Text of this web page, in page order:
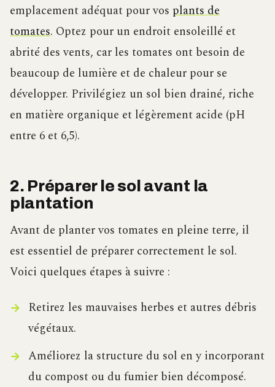
emplacement adéquat pour vos plants de
tomates. Optez pour un endroit ensoleillé et
abrité des vents, car les tomates ont besoin de
beaucoup de lumière et de chaleur pour se
développer. Privilégiez un sol bien drainé, riche
en matière organique et légèrement acide (pH
entre 6 et 6,5).
2. Préparer le sol avant la
plantation
Avant de planter vos tomates en pleine terre, il
est essentiel de préparer correctement le sol.
Voici quelques étapes à suivre :
Retirez les mauvaises herbes et autres débris
végétaux.
Améliorez la structure du sol en y incorporant
du compost ou du fumier bien décomposé.